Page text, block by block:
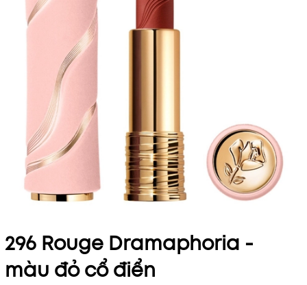
296 Rouge Dramaphoria -
màu đỏ cổ điển